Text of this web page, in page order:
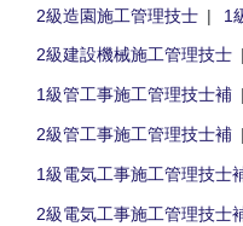
2級造園施工管理技士
1
2級建設機械施工管理技士
1級管工事施工管理技士補
2級管工事施工管理技士補
1級電気工事施工管理技士
2級電気工事施工管理技士